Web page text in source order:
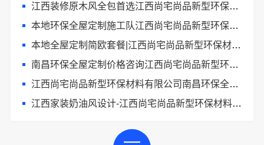
江西装修原木风全包首选江西尚宅尚品新型环保材料有限公司
本地环保全屋定制施工队江西尚宅尚品新型环保材料有限公司
本地全屋定制简欧套餐|江西尚宅尚品新型环保材料有限公司
南昌环保全屋定制价格咨询江西尚宅尚品新型环保材料有限公司
江西尚宅尚品新型环保材料有限公司南昌环保全屋定制价格
江西家装奶油风设计-江西尚宅尚品新型环保材料有限公司